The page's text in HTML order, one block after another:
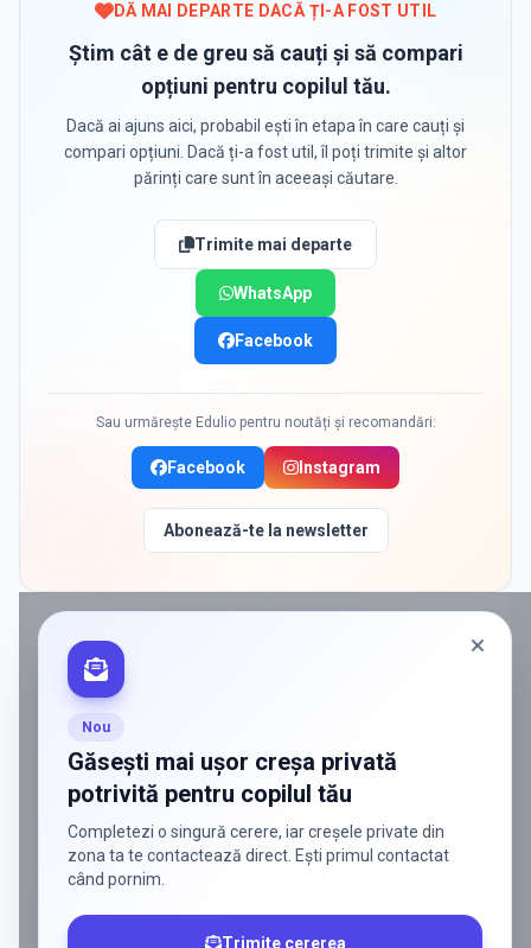
DĂ MAI DEPARTE DACĂ ȚI-A FOST UTIL
Știm cât e de greu să cauți și să compari
opțiuni pentru copilul tău.
Dacă ai ajuns aici, probabil ești în etapa în care cauți și
compari opțiuni. Dacă ți-a fost util, îl poți trimite și altor
părinți care sunt în aceeași căutare.
Trimite mai departe
WhatsApp
Facebook
Sau urmărește Edulio pentru noutăți și recomandări:
Facebook Instagram
Abonează-te la newsletter
Nou
Găsești mai ușor creșa privată
potrivită pentru copilul tău
Completezi o singură cerere, iar creșele private din
zona ta te contactează direct. Ești primul contactat
când pornim.
Trimite cererea
ADS
cu familiile care au nevoie de ele — fără
reclamă generală, fără risipă.
Discută despre o colaborare